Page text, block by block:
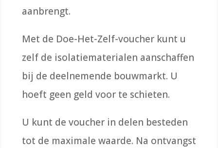
aanbrengt.
Met de Doe-Het-Zelf-voucher kunt u
zelf de isolatiematerialen aanschaffen
bij de deelnemende bouwmarkt. U
hoeft geen geld voor te schieten.
U kunt de voucher in delen besteden
tot de maximale waarde. Na ontvangst